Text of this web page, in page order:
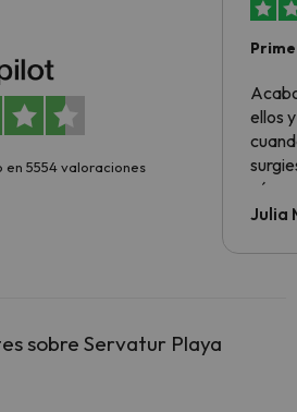
en 5554 valoraciones
ellos
todo
Julia
sobre Servatur Playa